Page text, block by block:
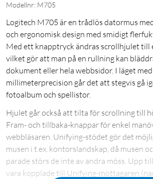
Modellnr: M705
Logitech M705 är en trådlös datormus
och ergonomisk design med smidigt
Med ett knapptryck ändras scrollhjulet till
vilket gör att man på en rullning kan
dokument eller hela webbsidor. I läget med
millimeterprecision går det att stegvis gå
fotoalbum och spellistor.
Hjulet går också att tilta för scrollning till
Fram- och tillbaka-knappar för enkel
webbläsaren. Unifying-stödet gör det
musen i t.ex. kontorslandskap, då musen
parade störs de inte av andra möss. Upp
vara kopplade till Unifying-mottagaren